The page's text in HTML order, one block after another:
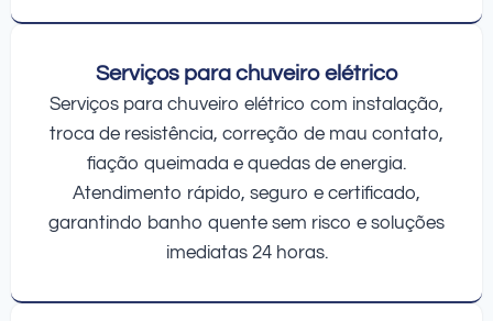
Serviços para chuveiro elétrico
Serviços para chuveiro elétrico com instalação,
troca de resistência, correção de mau contato,
fiação queimada e quedas de energia.
Atendimento rápido, seguro e certificado,
garantindo banho quente sem risco e soluções
imediatas 24 horas.